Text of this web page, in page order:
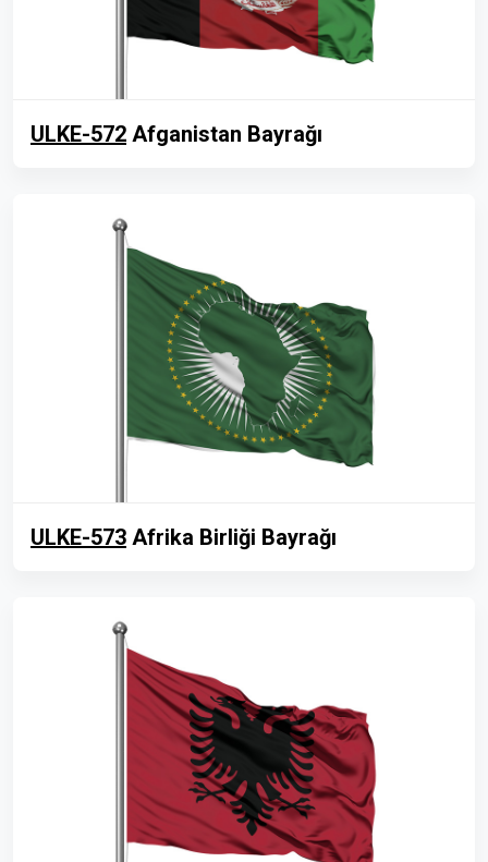
ULKE-572 Afganistan Bayrağı
ULKE-573 Afrika Birliği Bayrağı